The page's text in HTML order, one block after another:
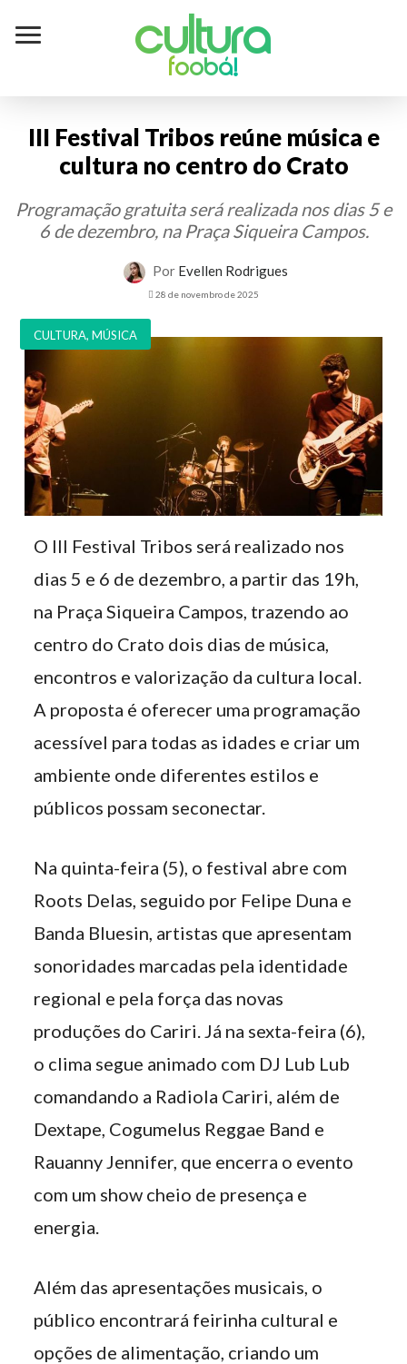
Cultura
foobá!
III Festival Tribos reúne música e
cultura no centro do Crato
Programação gratuita será realizada nos dias 5 e
6 de dezembro, na Praça Siqueira Campos.
Por Evellen Rodrigues
28 de novembro de 2025
CULTURA,MÚSICA
O III Festival Tribos será realizado nos
dias 5 e 6 de dezembro, a partir das 19h,
na Praça Siqueira Campos, trazendo ao
centro do Crato dois dias de música,
encontros e valorização da cultura local.
A proposta é oferecer uma programação
acessível para todas as idades e criar um
ambiente onde diferentes estilos e
públicos possam seconectar.
Na quinta-feira (5), o festival abre com
Roots Delas, seguido por Felipe Duna e
Banda Bluesin, artistas que apresentam
sonoridades marcadas pela identidade
regional e pela força das novas
produções do Cariri. Já na sexta-feira (6),
o clima segue animado com DJ Lub Lub
comandando a Radiola Cariri, além de
Dextape, Cogumelus Reggae Band e
Rauanny Jennifer, que encerra o evento
com um show cheio de presença e
energia.
Além das apresentações musicais, o
público encontrará feirinha cultural e
opções de alimentação, criando um